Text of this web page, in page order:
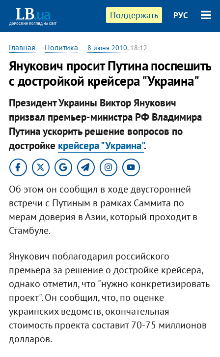
Поддержать РУС
Главная — Политика — 8 июня 2010, 18:12
Янукович просит Путина поспешить
с достройкой крейсера "Украина"
Президент Украины Виктор Янукович
призвал премьер-министра РФ Владимира
Путина ускорить решение вопросов по
достройке крейсера "Украина".
Об этом он сообщил в ходе двусторонней
встречи с Путиным в рамках Саммита по
мерам доверия в Азии, который проходит в
Стамбуле.
Янукович поблагодарил российского
премьера за решение о достройке крейсера,
однако отметил, что "нужно конкретизировать
проект". Он сообщил, что, по оценке
украинских ведомств, окончательная
стоимость проекта составит 70-75 миллионов
долларов.